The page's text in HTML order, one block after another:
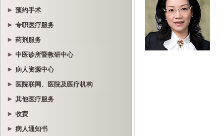
预约手术
专职医疗服务
药剂服务
中医诊所暨教研中心
病人资源中心
医院联网、医院及医疗机构
其他医疗服务
收费
病人通知书